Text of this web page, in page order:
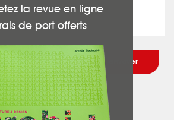
la revue en ligne
de port offerts